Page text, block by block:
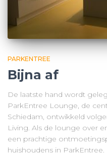
PARKENTREE
Bijna af
De laatste hand wordt
ParkEntree Lounge, de
Schiedam, ontwikkeld
Living. Als de lounge over
een prachtige
huishoudens in